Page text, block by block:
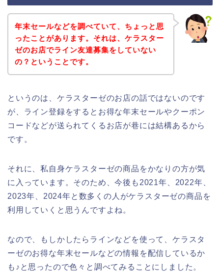
年末セールなどを調べていて、ちょっと思
ったことがあります。それは、ケラスター
ゼのお店でライン友達募集をしていない
の？ということです。
というのは、ケラスターゼのお店の話ではないのです
が、ライン登録をするとお得な年末セールやクーポン
コードなどが送られてくるお店が巷には結構あるから
です。
それに、私自身ケラスターゼの商品をかなりの方が気
に入っています。そのため、今後も2021年、2022年、
2023年、2024年と数多くの人がケラスターゼの商品を
利用していくと思うんですよね。
なので、もしかしたらラインなどを使って、ケラスタ
ーゼのお得な年末セールなどの情報を配信しているか
も♪と思ったので色々と調べてみることにしました。